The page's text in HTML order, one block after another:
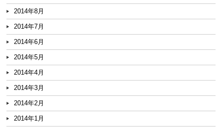
2014年8月
2014年7月
2014年6月
2014年5月
2014年4月
2014年3月
2014年2月
2014年1月